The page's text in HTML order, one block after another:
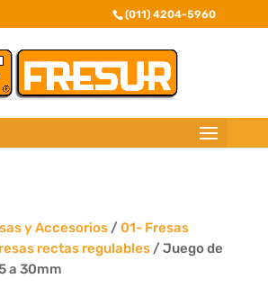
(011) 4204-5960
y Accesorios/ 01- Fresas
rectas regulables/ Juego de
a 30mm